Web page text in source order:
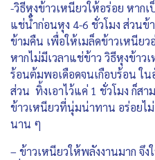
-วิธีหุงข้าวเหนียวให้อร่อย หาก
แช่น้ำก่อนหุง 4-6 ชั่วโมง ส่วนข้
ข้ามคืน เพื่อให้เมล็ดข้าวเหนีย
หากไม่มีเวลาแช่ข้าว วิธีหุงข้าว
ร้อนต้มพอเดือดจนเกือบร้อน ใ
ส่วน ทิ้งเอาไว้แค่ 1 ชั่วโมง ก็ส
ข้าวเหนียวที่นุ่มน่าทาน อร่อยไ
นาน ๆ
– ข้าวเหนียวให้พลังงานมาก จึ